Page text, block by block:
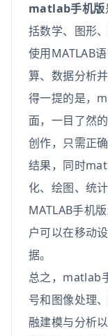
matlab手机版
括数学、图形
使用MATLAB
算、数据分析
得一提的是，
面，一目了然
创作，只需正
结果，同时
化、绘图、统
MATLAB手机
户可以在移动
据。
总之，matlab
号和图像处理
融建模与分析